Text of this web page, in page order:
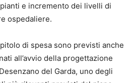
e incremento dei livelli di
ospedaliere.
di spesa sono previsti anche
all’avvio della progettazione
del Garda, uno degli